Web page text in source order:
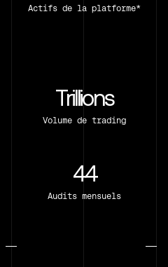
Actifs de la platforme*
Trillions
Volume de trading
44
Audits mensuels